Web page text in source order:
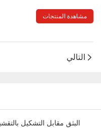
مشاهدة المنتجات
التالي
البثق مقابل التشكيل